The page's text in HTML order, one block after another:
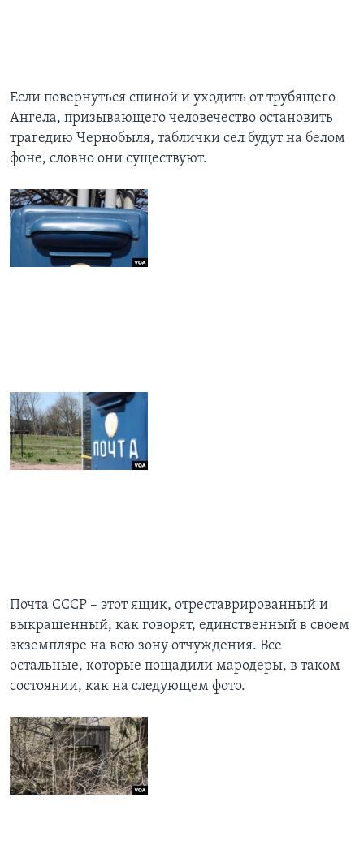
Если повернуться спиной и уходить от трубящего
Ангела, призывающего человечество остановить
трагедию Чернобыля, таблички сел будут на белом
фоне, словно они существуют.
Почта СССР – этот ящик, отреставрированный и
выкрашенный, как говорят, единственный в своем
экземпляре на всю зону отчуждения. Все
остальные, которые пощадили мародеры, в таком
состоянии, как на следующем фото.